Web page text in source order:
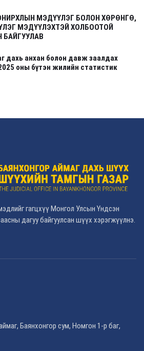
МЭДҮҮЛЭГ БОЛОН ХӨРӨНГӨ,
МЭДҮҮЛЭХТЭЙ ХОЛБООТОЙ
БАЙГУУЛАВ
дахь анхан болон давж заалдах
оны бүтэн жилийн статистик
гагцхүү Монгол Улсын Үндсэн
дагуу байгуулсан шүүх хэрэгжүүлнэ.
Баянхонгор сум, Номгон 1-р баг,